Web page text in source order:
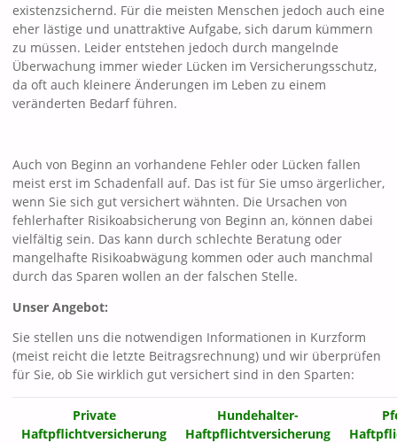
existenzsichernd. Für die meisten Menschen jedoch auch eine
eher lästige und unattraktive Aufgabe, sich darum kümmern
zu müssen. Leider entstehen jedoch durch mangelnde
Überwachung immer wieder Lücken im Versicherungsschutz,
da oft auch kleinere Änderungen im Leben zu einem
veränderten Bedarf führen.
Auch von Beginn an vorhandene Fehler oder Lücken fallen
meist erst im Schadenfall auf. Das ist für Sie umso ärgerlicher,
wenn Sie sich gut versichert wähnten. Die Ursachen von
fehlerhafter Risikoabsicherung von Beginn an, können dabei
vielfältig sein. Das kann durch schlechte Beratung oder
mangelhafte Risikoabwägung kommen oder auch manchmal
durch das Sparen wollen an der falschen Stelle.
Unser Angebot:
Sie stellen uns die notwendigen Informationen in Kurzform
(meist reicht die letzte Beitragsrechnung) und wir überprüfen
für Sie, ob Sie wirklich gut versichert sind in den Sparten:
Private
Haftpflichtversicherung
Hundehalter-
Haftpflichtversicherung